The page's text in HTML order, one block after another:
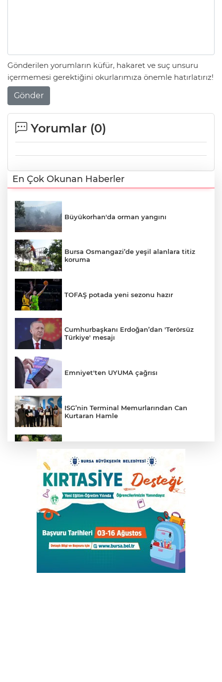
Gönderilen yorumların küfür, hakaret ve suç unsuru
içermemesi gerektiğini okurlarımıza önemle hatırlatırız!
Gönder
Yorumlar (0)
En Çok Okunan Haberler
Büyükorhan'da orman yangını
Bursa Osmangazi’de yeşil alanlara titiz
koruma
TOFAŞ potada yeni sezonu hazır
Cumhurbaşkanı Erdoğan’dan 'Terörsüz
Türkiye' mesajı
Emniyet'ten UYUMA çağrısı
ISG’nin Terminal Memurlarından Can
Kurtaran Hamle
CHP'de kongre hazırlıkları hızlandı... 8 ile
daha yeni il başkanı atandı
Kandıra Belediyesi’nden Üreticiye Destek
Manisa'da Akpınar Mesire Alanı hizmete